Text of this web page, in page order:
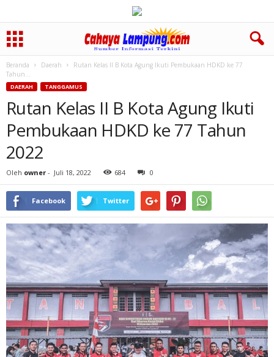
Beranda Daerah
Rutan Kelas II B Kota Agung Ikuti Pembukaan HDKD ke 77
Tahun...
DAERAH TANGGAMUS
Rutan Kelas II B Kota Agung Ikuti
Pembukaan HDKD ke 77 Tahun
2022
Oleh owner - Juli 18, 2022 684 0
Facebook Twitter